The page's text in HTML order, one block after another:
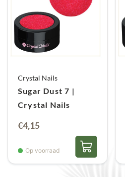
Crystal Nails
Sugar Dust 7 |
Crystal Nails
€4,15
Op voorraad